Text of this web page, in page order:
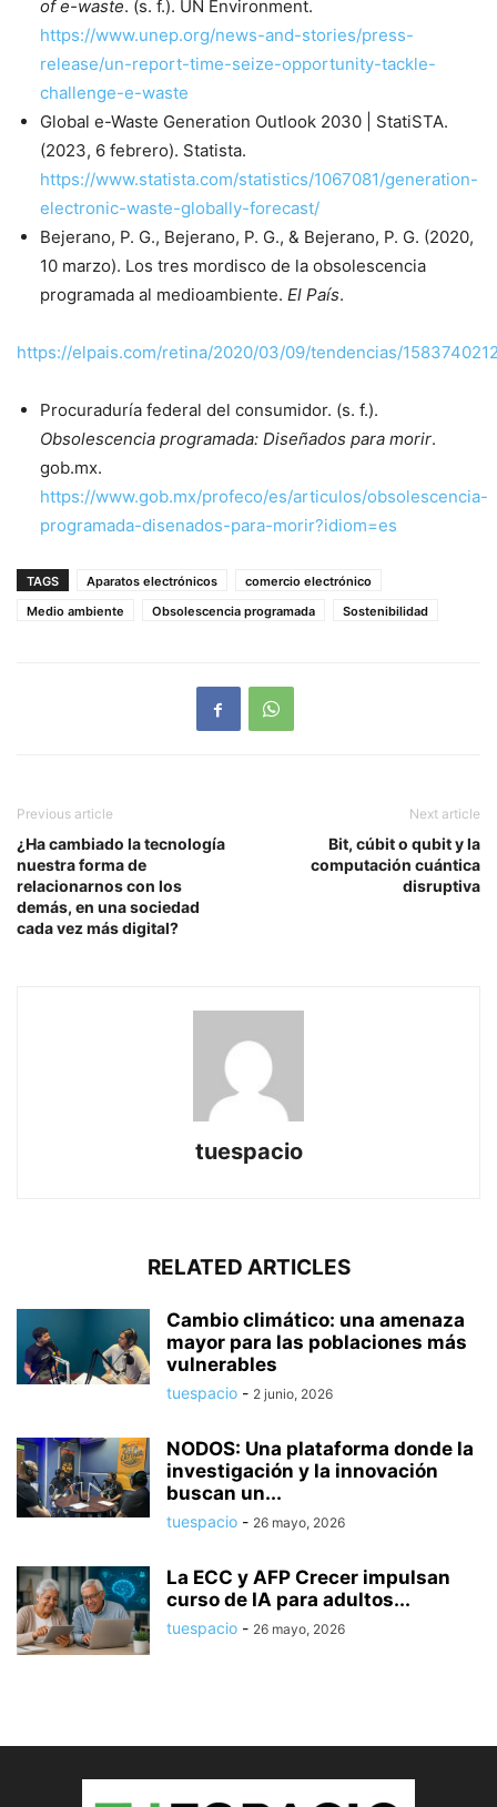
of e-waste. (s. f.). UN Environment.
https://www.unep.org/news-and-stories/press-
release/un-report-time-seize-opportunity-tackle-
challenge-e-waste
Global e-Waste Generation Outlook 2030 | StatiSTA.
(2023, 6 febrero). Statista.
https://www.statista.com/statistics/1067081/generation-
electronic-waste-globally-forecast/
Bejerano, P. G., Bejerano, P. G., & Bejerano, P. G. (2020,
10 marzo). Los tres mordisco de la obsolescencia
programada al medioambiente. El País.
https://elpais.com/retina/2020/03/09/tendencias/
Procuraduría federal del consumidor. (s. f.).
Obsolescencia programada: Diseñados para morir.
gob.mx.
https://www.gob.mx/profeco/es/articulos/obsolescencia-
programada-disenados-para-morir?idiom=es
TAGS Aparatos electrónicos
comercio electrónico
Medio ambiente
Obsolescencia programada Sostenibilidad
Previous article
¿Ha cambiado la tecnología
nuestra forma de
relacionarnos con los
demás, en una sociedad
cada vez más digital?
Next article
Bit, cúbit o qubit y la
computación cuántica
disruptiva
tuespacio
RELATED ARTICLES
Cambio climático: una amenaza
mayor para las poblaciones más
vulnerables
tuespacio - 2 junio, 2026
NODOS: Una plataforma donde la
investigación y la innovación
buscan un...
tuespacio - 26 mayo, 2026
La ECC y AFP Crecer impulsan
curso de IA para adultos...
tuespacio - 26 mayo, 2026